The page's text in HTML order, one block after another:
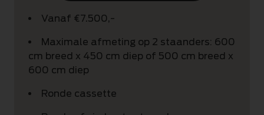
Vanaf €7.500,-
Maximale afmeting op 2 staanders: 600
cm breed x 450 cm diep of 500 cm breed x
600 cm diep
Ronde cassette